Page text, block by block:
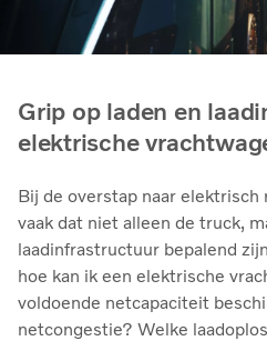
Grip op laden en
elektrische
Bij de overstap naar
vaak dat niet alleen de truck,
laadinfrastructuur bepalend
hoe kan ik een elektrische
voldoende netcapaciteit
netcongestie? Welke